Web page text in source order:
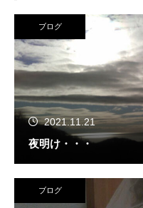
ブログ
2021.11.21
夜明け・・・
ブログ